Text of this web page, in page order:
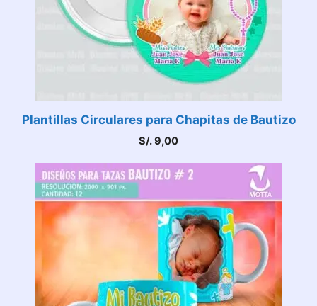
Plantillas Circulares para Chapitas de Bautizo
S/.9,00